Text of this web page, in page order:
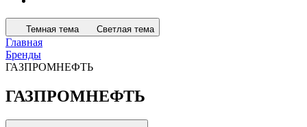
Темная тема Светлая тема
Главная
Бренды
ГАЗПРОМНЕФТЬ
ГАЗПРОМНЕФТЬ